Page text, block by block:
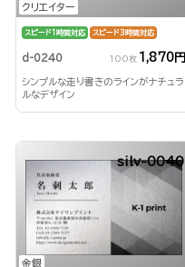
クリエイター
スピード1時間対応 スピード3時間対応
d-0240 100枚 1,870円
シンプルな走り書きのラインがナチュラ
ルなデザイン
金銀
silv-0040